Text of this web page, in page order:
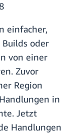
einfacher,
oder
von einer
Zuvor
Region
in
Jetzt
Handlungen